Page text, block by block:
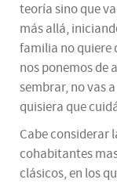
teoría sino que
más allá,
familia no quiere
nos ponemos de
sembrar, no vas
quisiera que
Cabe considerar
cohabitantes
clásicos, en los